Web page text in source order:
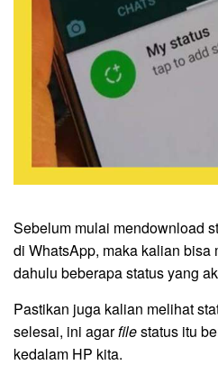
Sebelum mulai mendownload
di WhatsApp, maka kalian bisa
dahulu beberapa status yang
Pastikan juga kalian melihat
selesai, ini agarfilestatus itu
kedalam HP kita.